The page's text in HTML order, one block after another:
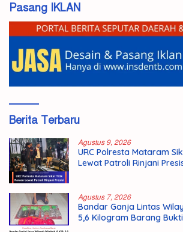
Pasang IKLAN
Berita Terbaru
Agustus 9, 2026
URC Polresta Mataram
Lewat Patroli Rinjani
Agustus 7, 2026
Bandar Ganja Lintas
5,6 Kilogram Barang